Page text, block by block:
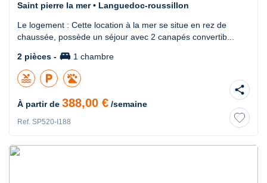
Saint pierre la mer • Languedoc-roussillon
Le logement : Cette location à la mer se situe en rez de
chaussée, possède un séjour avec 2 canapés convertib...
2 pièces - king_bed 1 chambre
pool local_parking
À partir de 388,00 € /semaine
Ref. SP520-I188
share